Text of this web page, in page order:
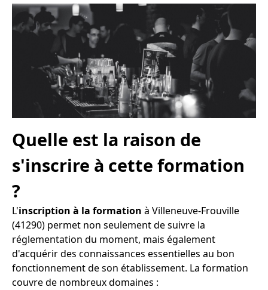
Quelle est la raison de
s'inscrire à cette formation
?
L'inscription à la formation à Villeneuve-Frouville
(41290) permet non seulement de suivre la
réglementation du moment, mais également
d'acquérir des connaissances essentielles au bon
fonctionnement de son établissement. La formation
couvre de nombreux domaines :